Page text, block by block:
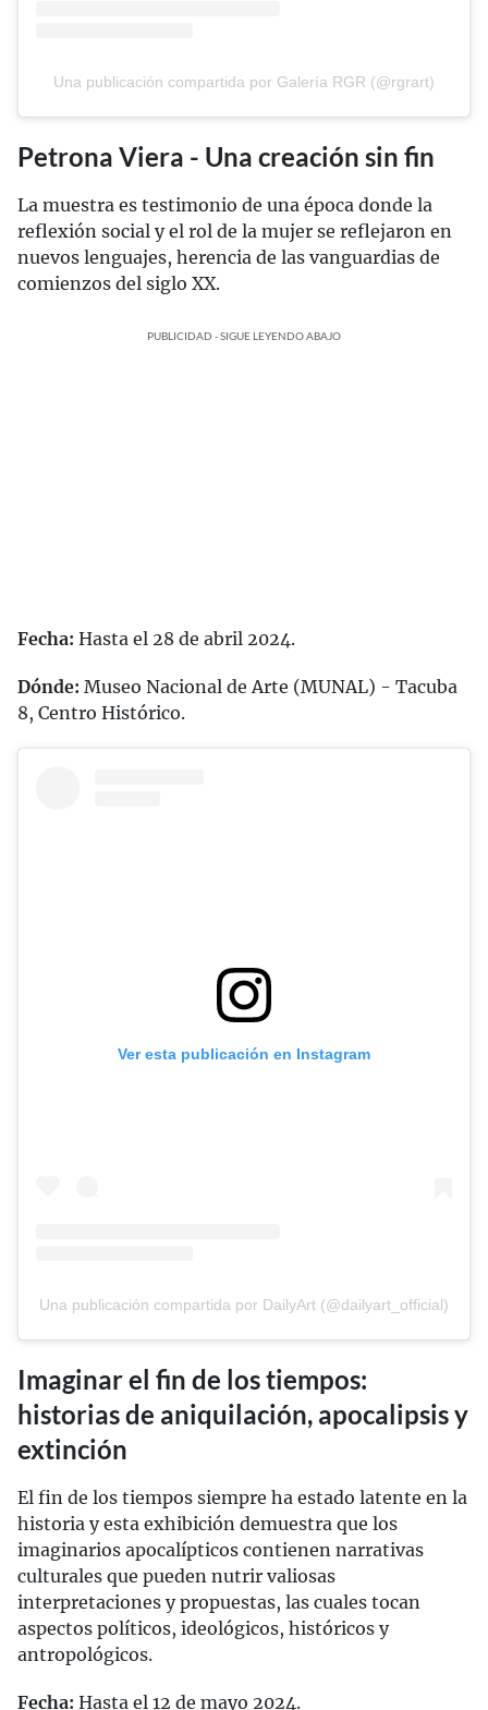
Una publicación compartida por Galería RGR (@rgrart)
Petrona Viera - Una creación sin fin
La muestra es testimonio de una época donde la
reflexión social y el rol de la mujer se reflejaron en
nuevos lenguajes, herencia de las vanguardias de
comienzos del siglo XX.
PUBLICIDAD - SIGUE LEYENDO ABAJO
Fecha: Hasta el 28 de abril 2024.
Dónde: Museo Nacional de Arte (MUNAL) - Tacuba
8, Centro Histórico.
Ver esta publicación en Instagram
Una publicación compartida por DailyArt (@dailyart_official)
Imaginar el fin de los tiempos:
historias de aniquilación, apocalipsis y
extinción
El fin de los tiempos siempre ha estado latente en la
historia y esta exhibición demuestra que los
imaginarios apocalípticos contienen narrativas
culturales que pueden nutrir valiosas
interpretaciones y propuestas, las cuales tocan
aspectos políticos, ideológicos, históricos y
antropológicos.
Fecha: Hasta el 12 de mayo 2024.